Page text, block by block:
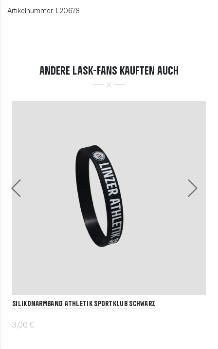
Artikelnummer: L20678
ANDERE LASK-FANS KAUFTEN AUCH
Silikonarmband Athletik Sportklub schwarz
3,00 €